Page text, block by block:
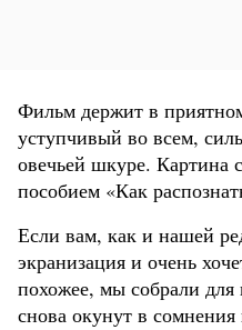
Фильм держит в
уступчивый во всем,
овечьей шкуре. Картина
пособием «Как
Если вам, как и нашей
экранизация и очень
похожее, мы собрали
снова окунут в сомнения